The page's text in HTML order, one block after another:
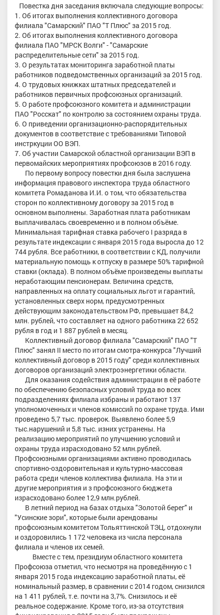
Повестка дня заседания включала следующие вопросы:
1. Об итогах выполнения коллективного договора
филиала "Самарский" ПАО "Т Плюс" за 2015 год.
2. Об итогах выполнения коллективного договора
филиала ПАО "МРСК Волги" - "Самарские
распределительные сети" за 2015 год.
3. О результатах мониторинга заработной платы
работников подведомственных организаций за 2015 год.
4. О трудовых книжках штатных председателей и
работников первичных профсоюзных организаций.
5. О работе профсоюзного комитета и администрации
ПАО "Росскат" по контролю за состоянием охраны труда.
6. О приведении организационно-распорядительных
документов в соответствие с требованиями Типовой
инстркуции ОО ВЭП.
7. Об участии Самарской областной организации ВЭП в
первомайских мероприятиях профсоюзов в 2016 году.
По первому вопросу повестки дня была заслушена
информация правового инспектора труда областного
комитета Ромаданова И.И. о том, что обязательства
сторон по коллективному договору за 2015 год в
основном выполнены. Заработная плата работникам
выплачивалась своевременно и в полном объёме.
Минимальная тарифная ставка рабочего I разряда в
результате индексации с января 2015 года выросла до 12
744 рубля. Все работники, в соответствии с КД, получили
материальную помощь к отпуску в размере 50% тарифной
ставки (оклада). В полном объёме произведены выплаты
неработающим пенсионерам. Величина средств,
направленных на оплату социальных льгот и гарантий,
установленных сверх норм, предусмотренных
действующим законодательством РФ, превышает 84,2
млн. рублей, что составляет на одного работника 22 652
рубля в год и 1 887 рублей в месяц.
Коллективный договор филиала "Самарский" ПАО "Т
Плюс" занял II место по итогам смотра-конкурса "Лучший
коллективный договор в 2015 году" среди коллективных
договоров организаций электроэнергетики области.
Для оказания содействия администрации в её работе
по обеспечению безопасных условий труда во всех
подразделениях филиала избраны и работают 137
уполномоченных и членов комиссий по охране труда. Ими
проведено 5,7 тыс. проверок. Выявлено более 5,9
тыс.нарушений и 5,8 тыс. изних устранены. На
реализацию мероприятий по улучшению условий и
охраны труда израсходовано 52 млн.рублей.
Профсоюзными организациями активно проводилась
спортивно-оздоровительная и культурно-массовая
работа среди членов коллектива филиала. На эти и
другие мероприятия и з профсоюзного бюджета
израсходовано более 12,9 млн.рублей.
В летний период на базах отдыха "Золотой берег" и
"Усинские зори", которые были арендованы
профсоюзным комитетом Тольяттинской ТЭЦ, отдохнули
и оздоровились 1 172 человека из числа персонала
филиала и членов их семей.
Вместе с тем, президиум областного комитета
Профсоюза отметил, что несмотря на проведённую с 1
января 2015 года индексацию заработной платы, её
номинальный размер, в сравнении с 2014 годом, снизился
на 1 411 рублей, т.е. почти на 3,7%. Снизилось и её
реальное содержание. Кроме того, из-за отсутствия